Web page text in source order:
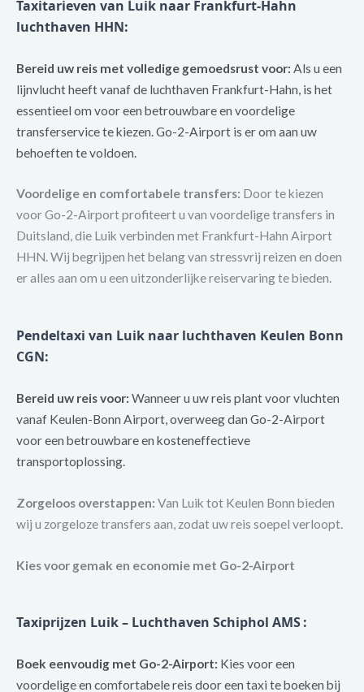
Taxitarieven van Luik naar Frankfurt-Hahn
luchthaven HHN:
Bereid uw reis met volledige gemoedsrust voor: Als u een
lijnvlucht heeft vanaf de luchthaven Frankfurt-Hahn, is het
essentieel om voor een betrouwbare en voordelige
transferservice te kiezen. Go-2-Airport is er om aan uw
behoeften te voldoen.
Voordelige en comfortabele transfers: Door te kiezen
voor Go-2-Airport profiteert u van voordelige transfers in
Duitsland, die Luik verbinden met Frankfurt-Hahn Airport
HHN. Wij begrijpen het belang van stressvrij reizen en doen
er alles aan om u een uitzonderlijke reiservaring te bieden.
Pendeltaxi van Luik naar luchthaven Keulen Bonn
CGN:
Bereid uw reis voor: Wanneer u uw reis plant voor vluchten
vanaf Keulen-Bonn Airport, overweeg dan Go-2-Airport
voor een betrouwbare en kosteneffectieve
transportoplossing.
Zorgeloos overstappen: Van Luik tot Keulen Bonn bieden
wij u zorgeloze transfers aan, zodat uw reis soepel verloopt.
Kies voor gemak en economie met Go-2-Airport
Taxiprijzen Luik – Luchthaven Schiphol AMS:
Boek eenvoudig met Go-2-Airport: Kies voor een
voordelige en comfortabele reis door een taxi te boeken bij